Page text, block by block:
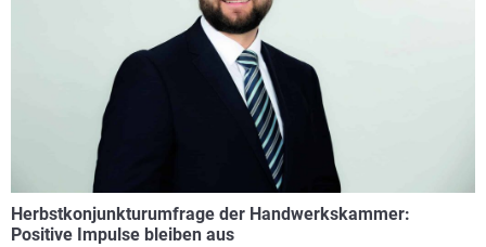
Herbstkonjunkturumfrage der Handwerkskammer:
Positive Impulse bleiben aus